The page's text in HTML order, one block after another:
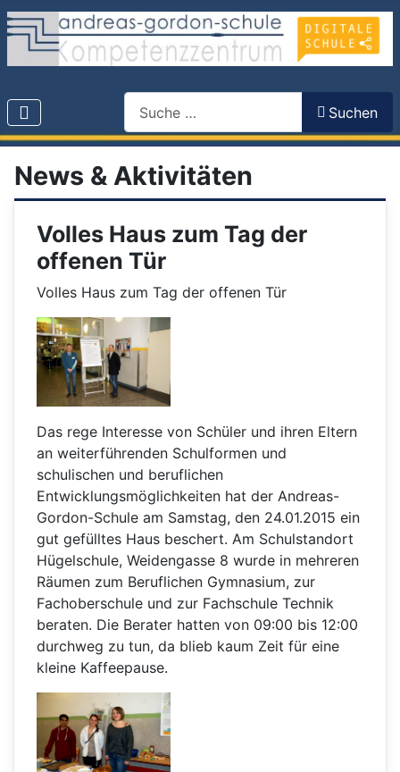
Suchen
News & Aktivitäten
Volles Haus zum Tag der
offenen Tür
Volles Haus zum Tag der offenen Tür
Das rege Interesse von Schüler und ihren Eltern
an weiterführenden Schulformen und
schulischen und beruflichen
Entwicklungsmöglichkeiten hat der Andreas-
Gordon-Schule am Samstag, den 24.01.2015 ein
gut gefülltes Haus beschert. Am Schulstandort
Hügelschule, Weidengasse 8 wurde in mehreren
Räumen zum Beruflichen Gymnasium, zur
Fachoberschule und zur Fachschule Technik
beraten. Die Berater hatten von 09:00 bis 12:00
durchweg zu tun, da blieb kaum Zeit für eine
kleine Kaffeepause.